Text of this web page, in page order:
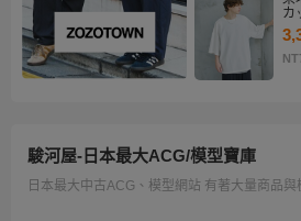
カ
駿河屋-日本最大ACG/模型寶庫
日本最大中古ACG、模型網站 有著大量商品與